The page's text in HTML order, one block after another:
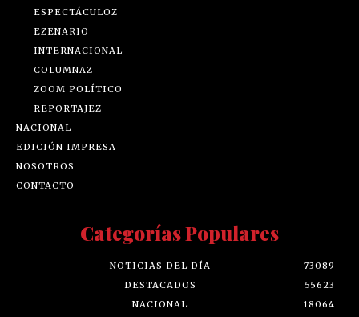
ESPECTÁCULOZ
EZENARIO
INTERNACIONAL
COLUMNAZ
ZOOM POLÍTICO
REPORTAJEZ
NACIONAL
EDICIÓN IMPRESA
NOSOTROS
CONTACTO
Categorías Populares
NOTICIAS DEL DÍA
73089
DESTACADOS
55623
NACIONAL
18064